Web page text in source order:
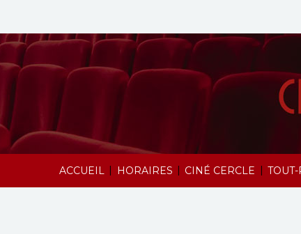
ACCUEIL | HORAIRES | CINÉ CERCLE | TOUT-